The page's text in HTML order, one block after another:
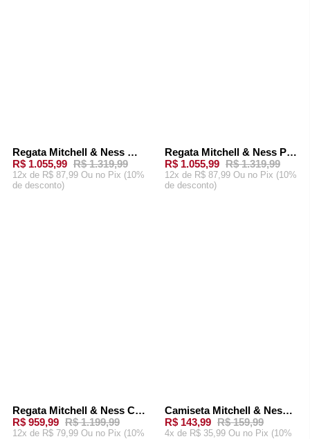
-20%
Regata Mitchell & Ness Glitter Swingman Jersey Toronto Raptors 1998-99 Vince Carter Branca
R$ 1.055,99 R$ 1.319,99
12x de R$ 87,99 Ou no Pix (10%
de desconto)
-20%Regata Mitchell & Ness Pastel Swingman Jersey Toronto Raptos 1998-99 Vince Carter Roxa
R$ 1.055,99 R$ 1.319,99
12x de R$ 87,99 Ou no Pix (10%
de desconto)
-20%Regata Mitchell & Ness Cream Swingman Jersey Toronto Raptors 1998-99 Vince Carter Off White
R$ 959,99 R$ 1.199,99
12x de R$ 79,99 Ou no Pix (10%
-10%
Camiseta Mitchell & Ness Name And Number Vince Carter Azul
R$ 143,99 R$ 159,99
4x de R$ 35,99 Ou no Pix (10%